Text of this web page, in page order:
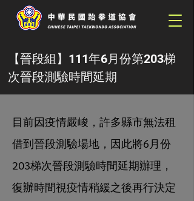
【晉段組】111年6月份第203梯
次晉段測驗時間延期
目前因疫情嚴峻，許多縣市無法租
借到晉段測驗場地，因此將6月份
203梯次晉段測驗時間延期辦理，
復辦時間視疫情稍緩之後再行決定